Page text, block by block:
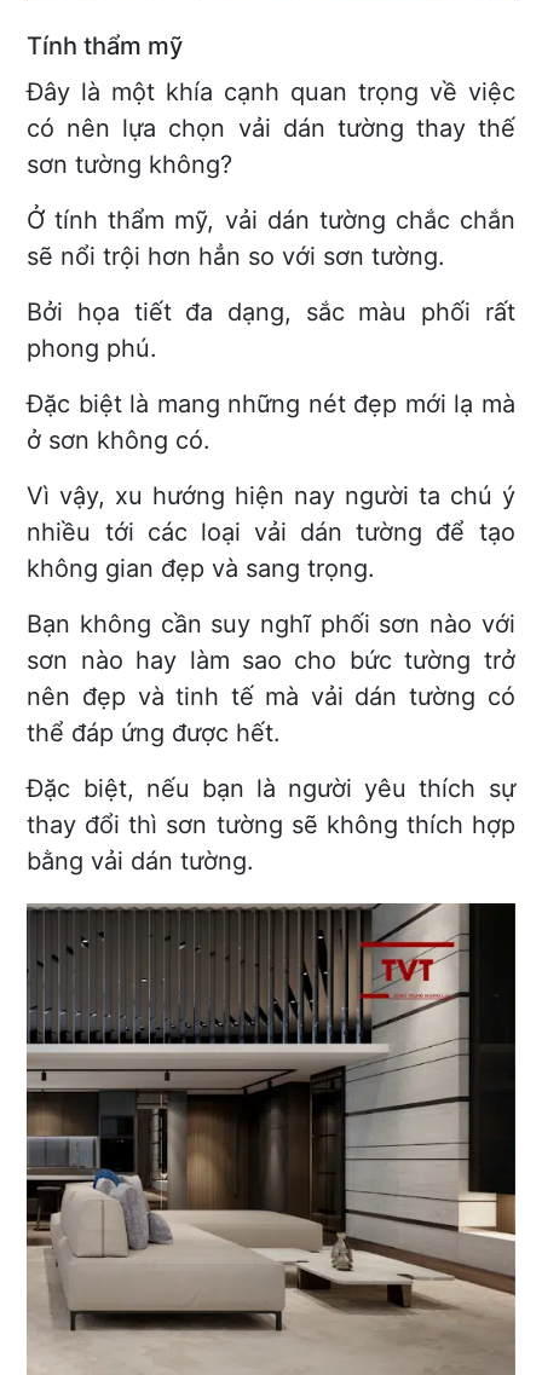
Tính thẩm mỹ
Đây là một khía cạnh quan trọng về việc
có nên lựa chọn vải dán tường thay thế
sơn tường không?
Ở tính thẩm mỹ, vải dán tường chắc chắn
sẽ nổi trội hơn hẳn so với sơn tường.
Bởi họa tiết đa dạng, sắc màu phối rất
phong phú.
Đặc biệt là mang những nét đẹp mới lạ mà
ở sơn không có.
Vì vậy, xu hướng hiện nay người ta chú ý
nhiều tới các loại vải dán tường để tạo
không gian đẹp và sang trọng.
Bạn không cần suy nghĩ phối sơn nào với
sơn nào hay làm sao cho bức tường trở
nên đẹp và tinh tế mà vải dán tường có
thể đáp ứng được hết.
Đặc biệt, nếu bạn là người yêu thích sự
thay đổi thì sơn tường sẽ không thích hợp
bằng vải dán tường.